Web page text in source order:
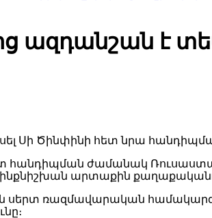
ազդանշան է
ժամանակ
արտաքին
սերտ ռազմավարական